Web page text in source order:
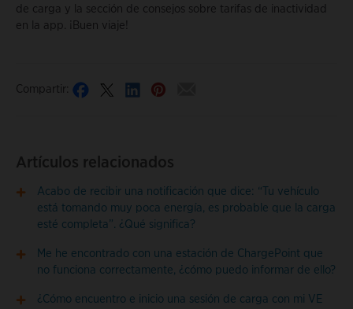
de carga y la sección de consejos sobre tarifas de inactividad
en la app. ¡Buen viaje!
Compartir:
Artículos relacionados
Acabo de recibir una notificación que dice: “Tu vehículo
está tomando muy poca energía, es probable que la carga
esté completa”. ¿Qué significa?
Me he encontrado con una estación de ChargePoint que
no funciona correctamente, ¿cómo puedo informar de ello?
¿Cómo encuentro e inicio una sesión de carga con mi VE